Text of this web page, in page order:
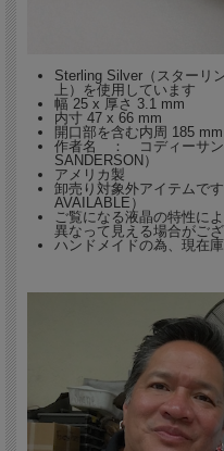
Sterling Silver（スターリ
上）を使用しています
幅 25 x 厚さ 3.1 mm
内寸 47 x 66 mm
開口部を含む内周 185
作者名 ： コディーサ
SANDERSON）
アメリカ製
卸売り対象外アイテムで
AVAILABLE）
ご覧になる液晶の特性に
異なって見える場合がご
ハンドメイドの為、現在